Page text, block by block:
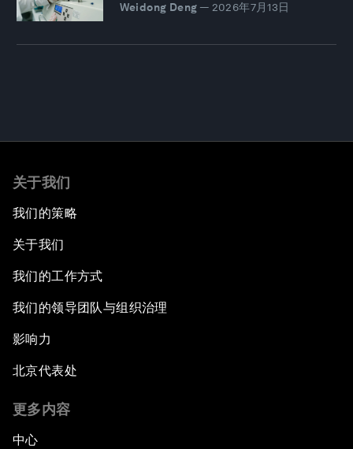
Weidong Deng — 2026年7月13日
关于我们
我们的策略
关于我们
我们的工作方式
我们的领导团队与组织治理
影响力
北京代表处
更多内容
中心